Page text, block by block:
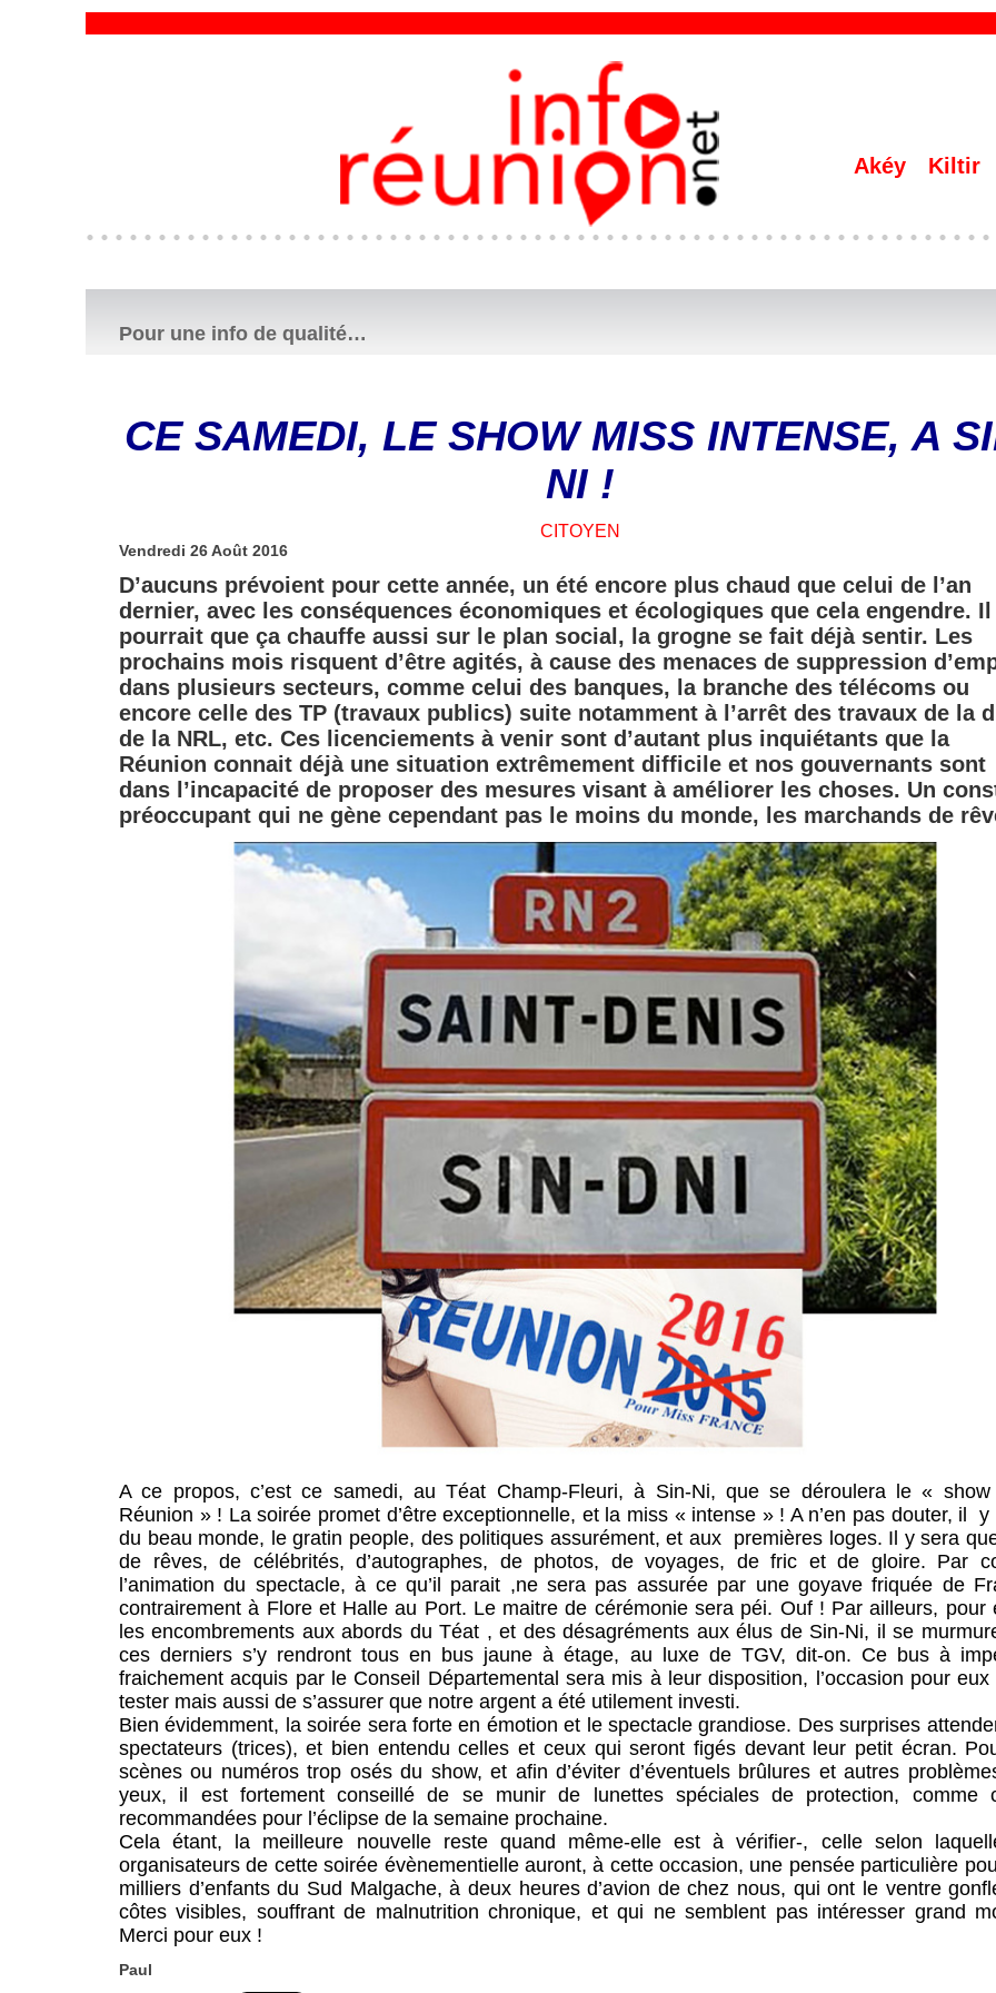
Akéy Kiltir
Pour une info de qualité…
CE SAMEDI, LE SHOW MISS INTENSE, A
NI !
CITOYEN
Vendredi 26 Août 2016
D’aucuns prévoient pour cette année, un été encore plus chaud que celui de l’an
dernier, avec les conséquences économiques et écologiques que cela engendre. Il
pourrait que ça chauffe aussi sur le plan social, la grogne se fait déjà sentir. Les
prochains mois risquent d’être agités, à cause des menaces de suppression
dans plusieurs secteurs, comme celui des banques, la branche des télécoms ou
encore celle des TP (travaux publics) suite notamment à l’arrêt des travaux de la
de la NRL, etc. Ces licenciements à venir sont d’autant plus inquiétants que la
Réunion connait déjà une situation extrêmement difficile et nos gouvernants sont
dans l’incapacité de proposer des mesures visant à améliorer les choses. Un
préoccupant qui ne gène cependant pas le moins du monde, les marchands de
A ce propos, c’est ce samedi, au Téat Champ-Fleuri, à Sin-Ni, que se déroulera le « show
Réunion » ! La soirée promet d’être exceptionnelle, et la miss « intense » ! A n’en pas douter, il
du beau monde, le gratin people, des politiques assurément, et aux premières loges. Il y sera
de rêves, de célébrités, d’autographes, de photos, de voyages, de fric et de gloire. Par
l’animation du spectacle, à ce qu’il parait ,ne sera pas assurée par une goyave friquée de
contrairement à Flore et Halle au Port. Le maitre de cérémonie sera péi. Ouf ! Par ailleurs, pour
les encombrements aux abords du Téat , et des désagréments aux élus de Sin-Ni, il se
ces derniers s’y rendront tous en bus jaune à étage, au luxe de TGV, dit-on. Ce bus à
fraichement acquis par le Conseil Départemental sera mis à leur disposition, l’occasion pour
tester mais aussi de s’assurer que notre argent a été utilement investi.
Bien évidemment, la soirée sera forte en émotion et le spectacle grandiose. Des surprises
spectateurs (trices), et bien entendu celles et ceux qui seront figés devant leur petit écran.
scènes ou numéros trop osés du show, et afin d’éviter d’éventuels brûlures et autres
yeux, il est fortement conseillé de se munir de lunettes spéciales de protection, comme
recommandées pour l’éclipse de la semaine prochaine.
Cela étant, la meilleure nouvelle reste quand même-elle est à vérifier-, celle selon
organisateurs de cette soirée évènementielle auront, à cette occasion, une pensée particulière
milliers d’enfants du Sud Malgache, à deux heures d’avion de chez nous, qui ont le ventre
côtes visibles, souffrant de malnutrition chronique, et qui ne semblent pas intéresser grand
Merci pour eux !
Paul